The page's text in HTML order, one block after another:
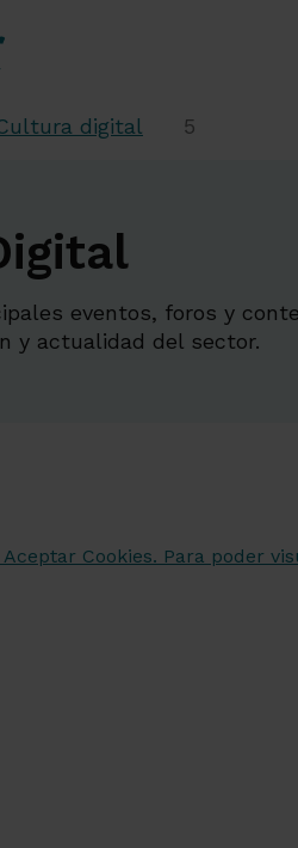
digital 5
eventos, foros y
y actualidad del sector.